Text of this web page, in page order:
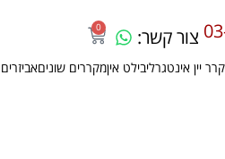
צור קשר: 0
יין אינטגרליבילט איןמקררים שוניםאביזרים